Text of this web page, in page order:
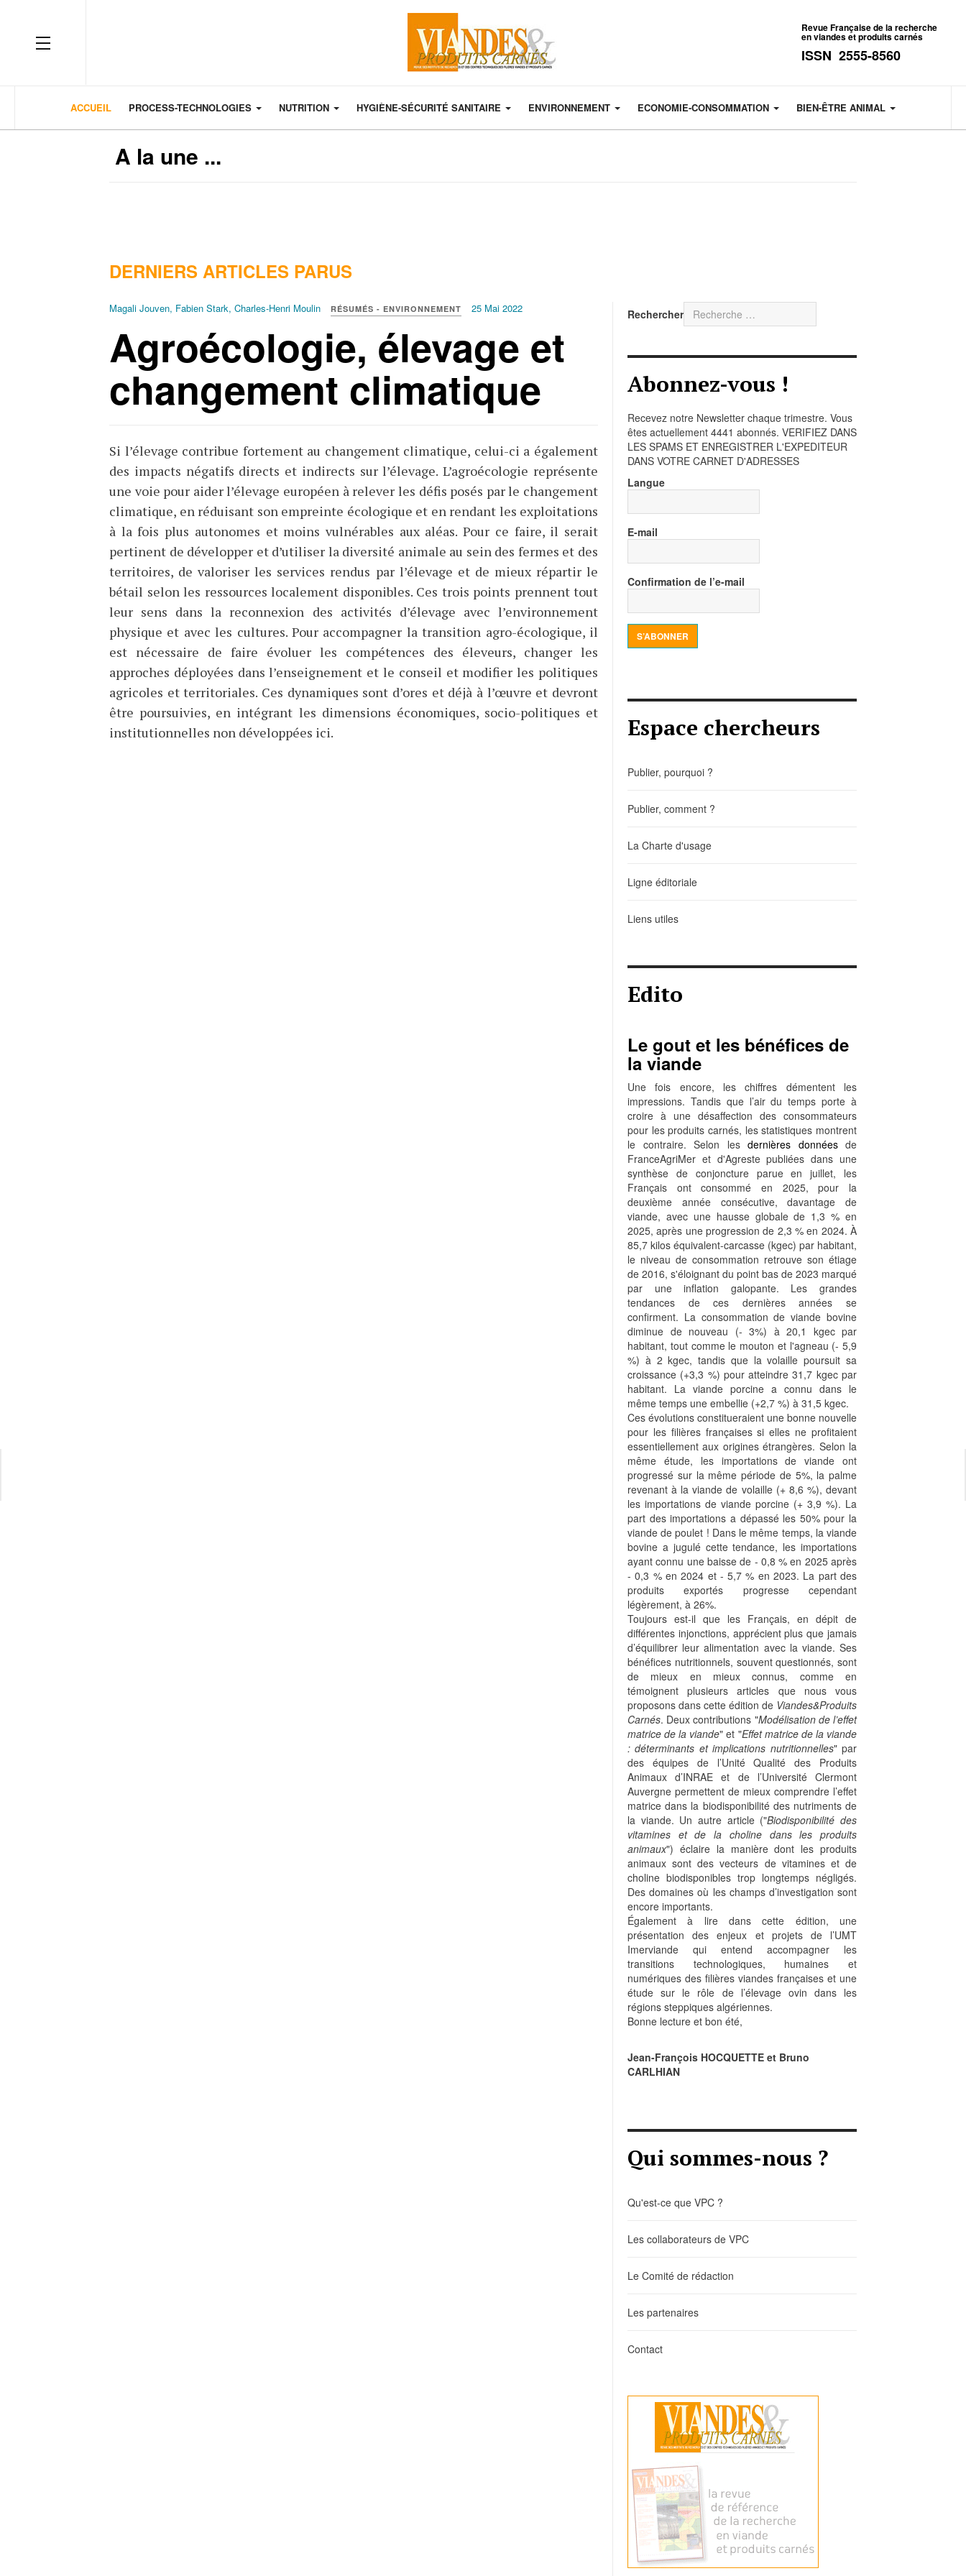
OFF CANVAS
Revue Française de la recherche
en viandes et produits carnés
ISSN 2555-8560
ACCUEIL PROCESS-TECHNOLOGIES NUTRITION HYGIÈNE-SÉCURITÉ SANITAIRE ENVIRONNEMENT ECONOMIE-CONSOMMATION BIEN-ÊTRE ANIMAL
A la une ...
DERNIERS ARTICLES PARUS
Magali Jouven, Fabien Stark, Charles-Henri Moulin RÉSUMÉS - ENVIRONNEMENT 25 Mai 2022
Agroécologie, élevage et
changement climatique
Si l’élevage contribue fortement au changement climatique, celui-ci a également
des impacts négatifs directs et indirects sur l’élevage. L’agroécologie représente
une voie pour aider l’élevage européen à relever les défis posés par le changement
climatique, en réduisant son empreinte écologique et en rendant les exploitations
à la fois plus autonomes et moins vulnérables aux aléas. Pour ce faire, il serait
pertinent de développer et d’utiliser la diversité animale au sein des fermes et des
territoires, de valoriser les services rendus par l’élevage et de mieux répartir le
bétail selon les ressources localement disponibles. Ces trois points prennent tout
leur sens dans la reconnexion des activités d’élevage avec l’environnement
physique et avec les cultures. Pour accompagner la transition agro-écologique, il
est nécessaire de faire évoluer les compétences des éleveurs, changer les
approches déployées dans l’enseignement et le conseil et modifier les politiques
agricoles et territoriales. Ces dynamiques sont d’ores et déjà à l’œuvre et devront
être poursuivies, en intégrant les dimensions économiques, socio-politiques et
institutionnelles non développées ici.
Rechercher
Abonnez-vous !
Recevez notre Newsletter chaque trimestre. Vous
êtes actuellement 4441 abonnés. VERIFIEZ DANS
LES SPAMS ET ENREGISTRER L'EXPEDITEUR
DANS VOTRE CARNET D'ADRESSES
Langue
E-mail
Confirmation de l’e-mail
S’ABONNER
Espace chercheurs
Publier, pourquoi ?
Publier, comment ?
La Charte d'usage
Ligne éditoriale
Liens utiles
Edito
Le gout et les bénéfices de
la viande
Une fois encore, les chiffres démentent les
impressions. Tandis que l’air du temps porte à
croire à une désaffection des consommateurs
pour les produits carnés, les statistiques montrent
le contraire. Selon les dernières donnéesde
FranceAgriMer et d'Agreste publiées dans une
synthèse de conjoncture parue en juillet, les
Français ont consommé en 2025, pour la
deuxième année consécutive, davantage de
viande, avec une hausse globale de 1,3 % en
2025, après une progression de 2,3 % en 2024. À
85,7 kilos équivalent-carcasse (kgec) par habitant,
le niveau de consommation retrouve son étiage
de 2016, s'éloignant du point bas de 2023 marqué
par une inflation galopante. Les grandes
tendances de ces dernières années se
confirment. La consommation de viande bovine
diminue de nouveau (- 3%) à 20,1 kgec par
habitant, tout comme le mouton et l'agneau (- 5,9
%) à 2 kgec, tandis que la volaille poursuit sa
croissance (+3,3 %) pour atteindre 31,7 kgec par
habitant. La viande porcine a connu dans le
même temps une embellie (+2,7 %) à 31,5 kgec.
Ces évolutions constitueraient une bonne nouvelle
pour les filières françaises si elles ne profitaient
essentiellement aux origines étrangères. Selon la
même étude, les importations de viande ont
progressé sur la même période de 5%, la palme
revenant à la viande de volaille (+ 8,6 %), devant
les importations de viande porcine (+ 3,9 %). La
part des importations a dépassé les 50% pour la
viande de poulet ! Dans le même temps, la viande
bovine a jugulé cette tendance, les importations
ayant connu une baisse de - 0,8 % en 2025 après
- 0,3 % en 2024 et - 5,7 % en 2023. La part des
produits exportés progresse cependant
légèrement, à 26%.
Toujours est-il que les Français, en dépit de
différentes injonctions, apprécient plus que jamais
d’équilibrer leur alimentation avec la viande. Ses
bénéfices nutritionnels, souvent questionnés, sont
de mieux en mieux connus, comme en
témoignent plusieurs articles que nous vous
proposons dans cette édition de Viandes&Produits
Carnés. Deux contributions "Modélisation de l’effet
matrice de la viande" et "Effet matrice de la viande
: déterminants et implications nutritionnelles" par
des équipes de l’Unité Qualité des Produits
Animaux d’INRAE et de l’Université Clermont
Auvergne permettent de mieux comprendre l’effet
matrice dans la biodisponibilité des nutriments de
la viande. Un autre article ("Biodisponibilité des
vitamines et de la choline dans les produits
animaux") éclaire la manière dont les produits
animaux sont des vecteurs de vitamines et de
choline biodisponibles trop longtemps négligés.
Des domaines où les champs d’investigation sont
encore importants.
Également à lire dans cette édition, une
présentation des enjeux et projets de l’UMT
Imerviande qui entend accompagner les
transitions technologiques, humaines et
numériques des filières viandes françaises et une
étude sur le rôle de l’élevage ovin dans les
régions steppiques algériennes.
Bonne lecture et bon été,
Jean-François HOCQUETTE et Bruno
CARLHIAN
Qui sommes-nous ?
Qu'est-ce que VPC ?
Les collaborateurs de VPC
Le Comité de rédaction
Les partenaires
Contact